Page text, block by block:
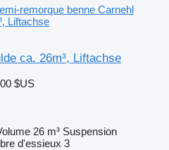
remorque benne Carnehl
Liftachse
ca. 26m³, Liftachse
$US
26 m³ Suspension
d'essieux 3